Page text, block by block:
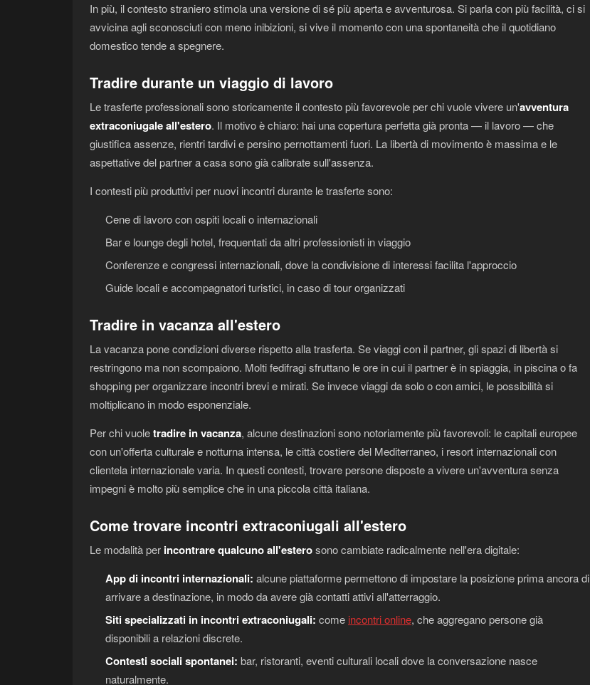
In più, il contesto straniero stimola una versione di sé più aperta e avventurosa. Si parla con più facilità, ci si
avvicina agli sconosciuti con meno inibizioni, si vive il momento con una spontaneità che il quotidiano
domestico tende a spegnere.
Tradire durante un viaggio di lavoro
Le trasferte professionali sono storicamente il contesto più favorevole per chi vuole vivere un'avventura
extraconiugale all'estero. Il motivo è chiaro: hai una copertura perfetta già pronta — il lavoro — che
giustifica assenze, rientri tardivi e persino pernottamenti fuori. La libertà di movimento è massima e le
aspettative del partner a casa sono già calibrate sull'assenza.
I contesti più produttivi per nuovi incontri durante le trasferte sono:
Cene di lavoro con ospiti locali o internazionali
Bar e lounge degli hotel, frequentati da altri professionisti in viaggio
Conferenze e congressi internazionali, dove la condivisione di interessi facilita l'approccio
Guide locali e accompagnatori turistici, in caso di tour organizzati
Tradire in vacanza all'estero
La vacanza pone condizioni diverse rispetto alla trasferta. Se viaggi con il partner, gli spazi di libertà si
restringono ma non scompaiono. Molti fedifragi sfruttano le ore in cui il partner è in spiaggia, in piscina o fa
shopping per organizzare incontri brevi e mirati. Se invece viaggi da solo o con amici, le possibilità si
moltiplicano in modo esponenziale.
Per chi vuoletradire in vacanza, alcune destinazioni sono notoriamente più favorevoli: le capitali europee
con un'offerta culturale e notturna intensa, le città costiere del Mediterraneo, i resort internazionali con
clientela internazionale varia. In questi contesti, trovare persone disposte a vivere un'avventura senza
impegni è molto più semplice che in una piccola città italiana.
Come trovare incontri extraconiugali all'estero
Le modalità per incontrare qualcuno all'esterosono cambiate radicalmente nell'era digitale:
App di incontri internazionali: alcune piattaforme permettono di impostare la posizione prima ancora di
arrivare a destinazione, in modo da avere già contatti attivi all'atterraggio.
Siti specializzati in incontri extraconiugali: come incontri online, che aggregano persone già
disponibili a relazioni discrete.
Contesti sociali spontanei: bar, ristoranti, eventi culturali locali dove la conversazione nasce
naturalmente.